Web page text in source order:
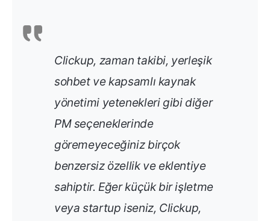
Clickup, zaman takibi, yerleşik
sohbet ve kapsamlı kaynak
yönetimi yetenekleri gibi diğer
PM seçeneklerinde
göremeyeceğiniz birçok
benzersiz özellik ve eklentiye
sahiptir. Eğer küçük bir işletme
veya startup iseniz, Clickup,